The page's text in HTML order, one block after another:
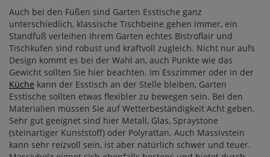
Auch bei den Füßen sind Garten Esstische ganz
unterschiedlich, klassische Tischbeine gehen immer, ein
Standfuß verleihen Ihrem Garten echtes Bistroflair und
Tischkufen sind robust und kraftvoll zugleich. Nicht nur aufs
Design kommt es bei der Wahl an, auch Punkte wie das
Gewicht sollten Sie hier beachten. Im Esszimmer oder in der
Küche kann der Esstisch an der Stelle bleiben, Garten
Esstische sollten etwas flexibler zu bewegen sein. Bei den
Materialien müssen Sie auf Wetterbeständigkeit Acht geben.
Sehr gut geeignet sind hier Metall, Glas, Spraystone
(steinartiger Kunststoff) oder Polyrattan. Auch Massivstein
kann sehr reizvoll sein, ist aber natürlich schwer und teuer.